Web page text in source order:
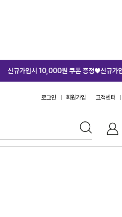
신규가입시 10,000원 쿠폰 증정♥신규가입
로그인 회원가입 고객센터